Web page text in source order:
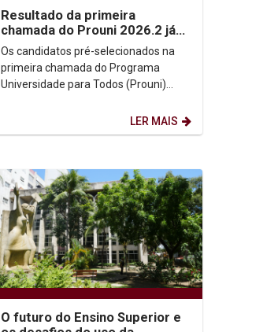
Resultado da primeira
chamada do Prouni 2026.2 já
está disponível; candidatos
devem enviar...
Os candidatos pré-selecionados na
primeira chamada do Programa
Universidade para Todos (Prouni)
LER MAIS
O futuro do Ensino Superior e